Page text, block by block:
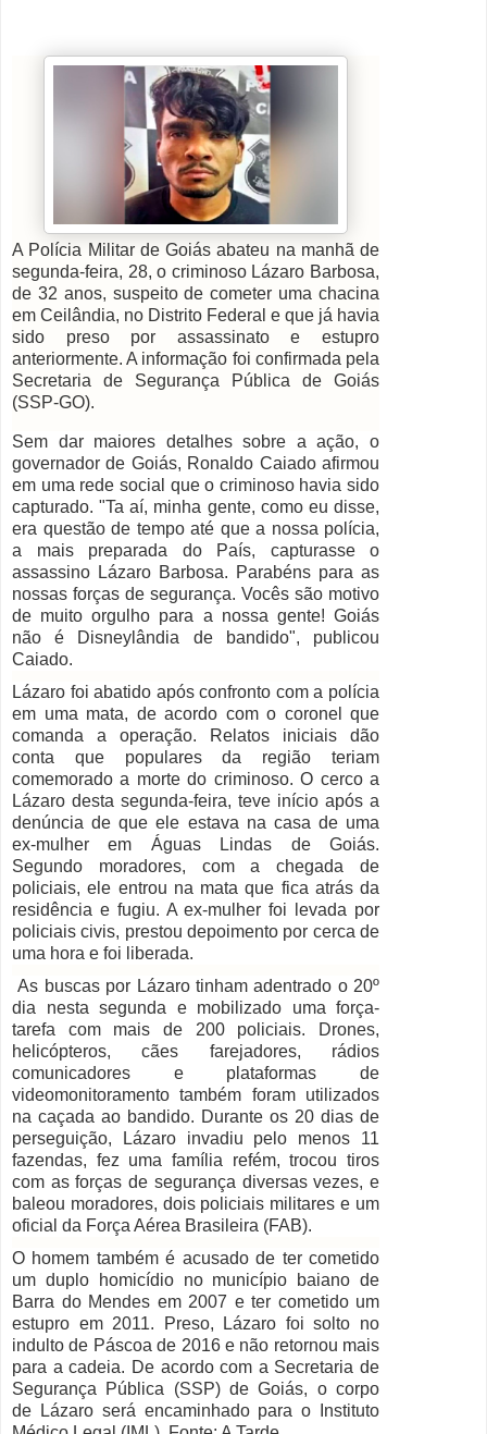
A Polícia Militar de Goiás abateu na manhã de
segunda-feira, 28, o criminoso Lázaro Barbosa,
de 32 anos, suspeito de cometer uma chacina
em Ceilândia, no Distrito Federal e que já havia
sido preso por assassinato e estupro
anteriormente. A informação foi confirmada pela
Secretaria de Segurança Pública de Goiás
(SSP-GO).
Sem dar maiores detalhes sobre a ação, o
governador de Goiás, Ronaldo Caiado afirmou
em uma rede social que o criminoso havia sido
capturado. "Ta aí, minha gente, como eu disse,
era questão de tempo até que a nossa polícia,
a mais preparada do País, capturasse o
assassino Lázaro Barbosa. Parabéns para as
nossas forças de segurança. Vocês são motivo
de muito orgulho para a nossa gente! Goiás
não é Disneylândia de bandido", publicou
Caiado.
Lázaro foi abatido após confronto com a polícia
em uma mata, de acordo com o coronel que
comanda a operação. Relatos iniciais dão
conta que populares da região teriam
comemorado a morte do criminoso. O cerco a
Lázaro desta segunda-feira, teve início após a
denúncia de que ele estava na casa de uma
ex-mulher em Águas Lindas de Goiás.
Segundo moradores, com a chegada de
policiais, ele entrou na mata que fica atrás da
residência e fugiu. A ex-mulher foi levada por
policiais civis, prestou depoimento por cerca de
uma hora e foi liberada.
As buscas por Lázaro tinham adentrado o 20º
dia nesta segunda e mobilizado uma força-
tarefa com mais de 200 policiais. Drones,
helicópteros, cães farejadores, rádios
comunicadores e plataformas de
videomonitoramento também foram utilizados
na caçada ao bandido. Durante os 20 dias de
perseguição, Lázaro invadiu pelo menos 11
fazendas, fez uma família refém, trocou tiros
com as forças de segurança diversas vezes, e
baleou moradores, dois policiais militares e um
oficial da Força Aérea Brasileira (FAB).
O homem também é acusado de ter cometido
um duplo homicídio no município baiano de
Barra do Mendes em 2007 e ter cometido um
estupro em 2011. Preso, Lázaro foi solto no
indulto de Páscoa de 2016 e não retornou mais
para a cadeia. De acordo com a Secretaria de
Segurança Pública (SSP) de Goiás, o corpo
de Lázaro será encaminhado para o Instituto